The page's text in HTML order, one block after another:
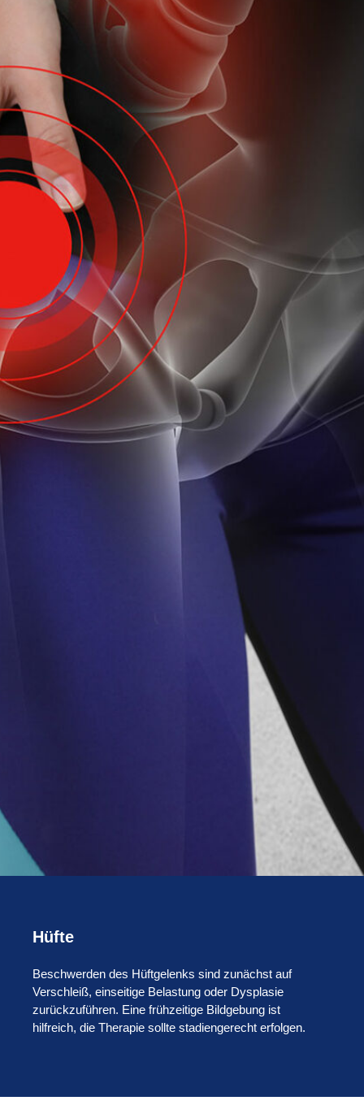
Hüfte
Beschwerden des Hüftgelenks sind zunächst auf
Verschleiß, einseitige Belastung oder Dysplasie
zurückzuführen. Eine frühzeitige Bildgebung ist
hilfreich, die Therapie sollte stadiengerecht erfolgen.